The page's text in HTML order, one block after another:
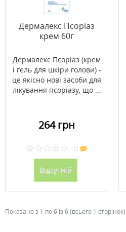
Дермалекс Псоріаз
крем 60г
Дермалекс Псоріаз (крем
і гель для шкіри голови) -
це якісно нові засоби для
лікування псоріазу, що ...
264 грн
0
Відсутній
Показано з 1 по 6 із 6 (всього 1 сторінок)